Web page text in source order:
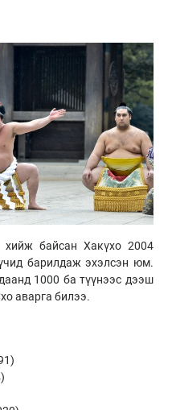
байсан Хакүхо 2004
барилдаж эхэлсэн юм.
1000 ба түүнээс дээш
аварга билээ.